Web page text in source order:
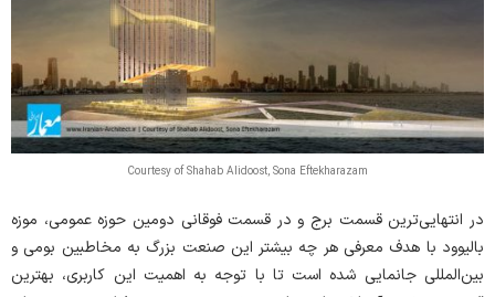
Courtesy of Shahab Alidoost, Sona Eftekharazam
در انتهایی‌ترین قسمت برج و در قسمت فوقانی دومین حوزه عمومی، موزه
بالیوود با هدف معرفی هر چه بیشتر این صنعت بزرگ به مخاطبین بومی و
بین‌المللی جانمایی شده است تا با توجه به اهمیت این کاربری، بهترین